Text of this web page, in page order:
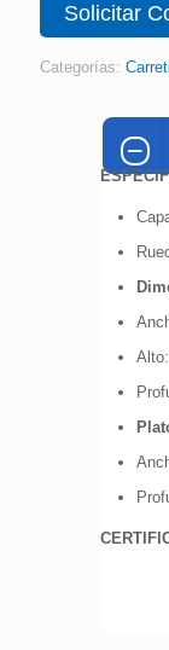
Solicitar
Categorías: